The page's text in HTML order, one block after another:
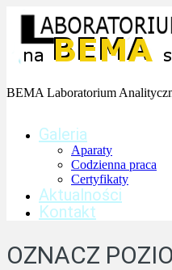
BEMA Laboratorium
Galeria
Aparaty
Codzienna praca
Certyfikaty
Aktualności
Kontakt
OZNACZ